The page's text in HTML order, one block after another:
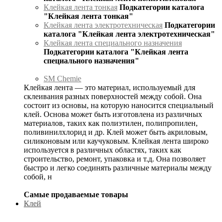
Клейкая лента тонкая Подкатегории каталога
"Клейкая лента тонкая"
Клейкая лента электротехническая Подкатегории
каталога "Клейкая лента электротехническая"
Клейкая лента специального назначения
Подкатегории каталога "Клейкая лента
специального назначения"
SM Chemie
Клейкая лента — это материал, используемый для
склеивания разных поверхностей между собой. Она
состоит из основы, на которую наносится специальный
клей. Основа может быть изготовлена из различных
материалов, таких как полиэтилен, полипропилен,
поливинилхлорид и др. Клей может быть акриловым,
силиконовым или каучуковым. Клейкая лента широко
используется в различных областях, таких как
строительство, ремонт, упаковка и т.д. Она позволяет
быстро и легко соединять различные материалы между
собой, н
Самые продаваемые товары
Клей